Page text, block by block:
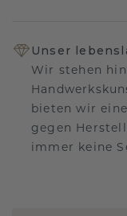
Unser
Wir stehen
bieten wir
gegen
immer keine